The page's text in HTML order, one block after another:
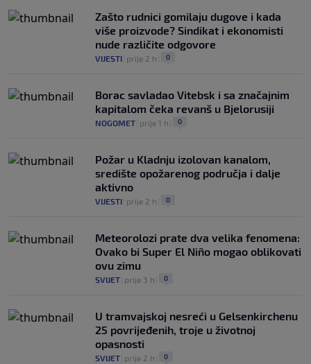
Zašto rudnici gomilaju dugove i kada
više proizvode? Sindikat i ekonomisti
nude različite odgovore
VIJESTI prije 2 h 0
Borac savladao Vitebsk i sa značajnim
kapitalom čeka revanš u Bjelorusiji
NOGOMET prije 1 h 0
Požar u Kladnju izolovan kanalom,
središte opožarenog područja i dalje
aktivno
VIJESTI prije 2 h 0
Meteorolozi prate dva velika fenomena:
Ovako bi Super El Niño mogao oblikovati
ovu zimu
SVIJET prije 3 h 0
U tramvajskoj nesreći u Gelsenkirchenu
25 povrijeđenih, troje u životnoj
opasnosti
SVIJET prije 2 h 0